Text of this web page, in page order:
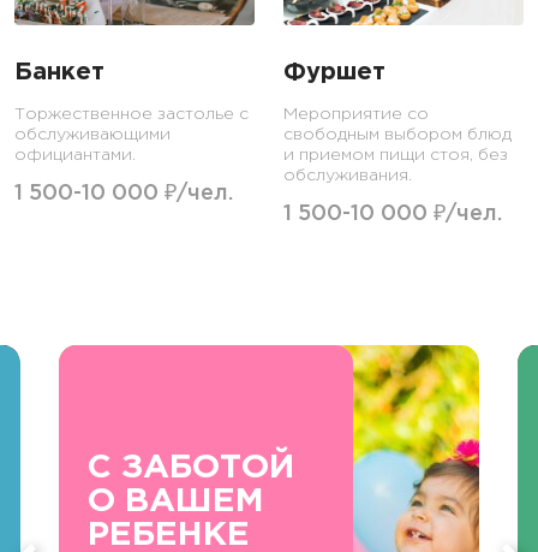
Банкет
Торжественное застолье с
обслуживающими
официантами.
1 500-10 000 ₽/чел.
Фуршет
Мероприятие со
свободным выбором блюд
и приемом пищи стоя, без
обслуживания.
1 500-10 000 ₽/чел.
С ЗАБОТОЙ
О ВАШЕМ
РЕБЕНКЕ